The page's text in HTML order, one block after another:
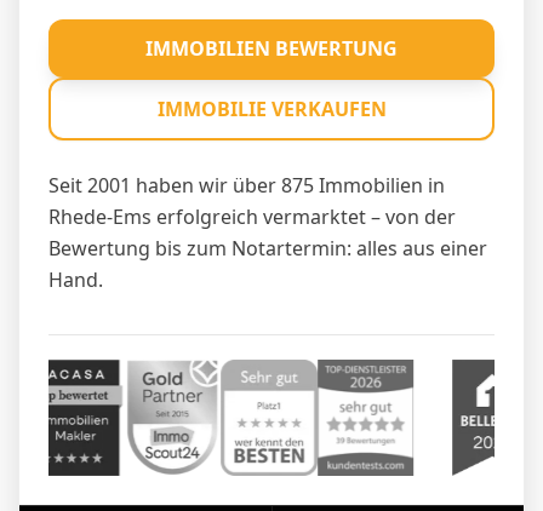
Seit 2001 haben wir über 875 Immobilien in
Rhede-Ems erfolgreich vermarktet – von der
Bewertung bis zum Notartermin: alles aus einer
Hand.
IMMOBILIEN BEWERTUNG
IMMOBILIE VERKAUFEN